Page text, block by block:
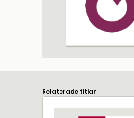
Relaterade titlar